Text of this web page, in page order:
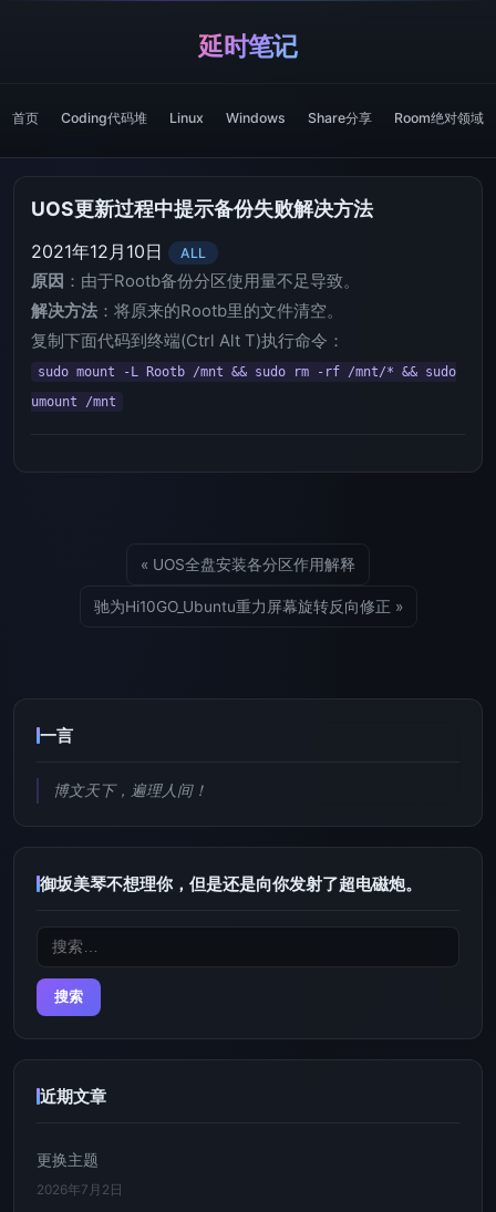
延时笔记
首页 Coding代码堆 Linux Windows Share分享 Room绝对领域
UOS更新过程中提示备份失败解决方法
2021年12月10日 ALL
原因 ：由于Rootb备份分区使用量不足导致。
解决方法 ：将原来的Rootb里的文件清空。
复制下面代码到终端(Ctrl Alt T)执行命令：
sudo mount -L Rootb /mnt && sudo rm -rf /mnt/* && sudo
umount /mnt
« UOS全盘安装各分区作用解释
驰为Hi10GO_Ubuntu重力屏幕旋转反向修正 »
一言
博文天下，遍理人间！
御坂美琴不想理你，但是还是向你发射了超电磁炮。
搜
近期文章
更换主题
2026年7月2日